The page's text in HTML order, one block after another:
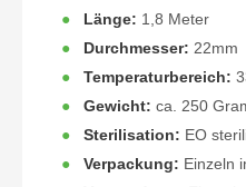
Länge: 1,8 Meter
Durchmesser: 22mm
Temperaturbereich:
Gewicht: ca. 250
Sterilisation: EO
Verpackung: Einzeln